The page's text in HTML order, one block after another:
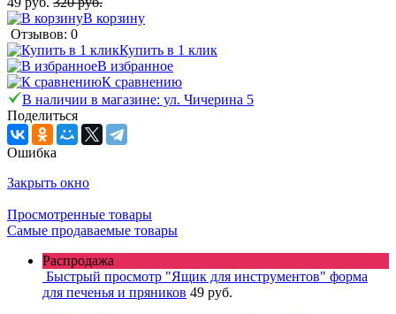
В корзину
Отзывов: 0
Купить в 1 клик
В избранное
К сравнению
В наличии в магазине: ул. Чичерина 5
Поделиться
Ошибка
Закрыть окно
Просмотренные товары
Самые продаваемые товары
Распродажа
Быстрый просмотр "Ящик для инструментов" форма
для печенья и пряников 49 руб.